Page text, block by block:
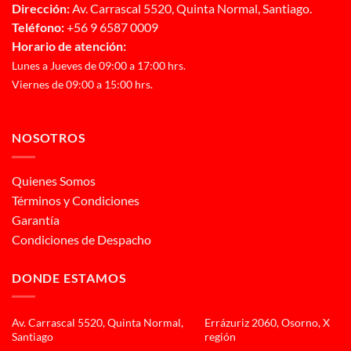
Dirección: Av. Carrascal 5520, Quinta Normal, Santiago.
Teléfono:+56 9 6587 0009
Horario de atención:
Lunes a Jueves de 09:00 a 17:00 hrs.
Viernes de 09:00 a 15:00 hrs.
NOSOTROS
Quienes Somos
Términos y Condiciones
Garantía
Condiciones de Despacho
DONDE ESTAMOS
Av. Carrascal 5520, Quinta Normal,
Santiago
Errázuriz 2060, Osorno, X
región